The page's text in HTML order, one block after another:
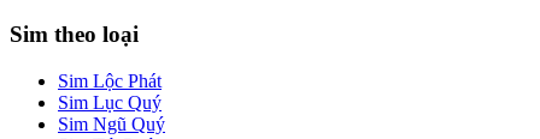
Sim theo loại
Sim Lộc Phát
Sim Lục Quý
Sim Ngũ Quý